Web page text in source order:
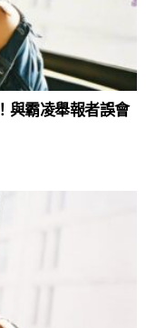
與霸凌舉報者誤會